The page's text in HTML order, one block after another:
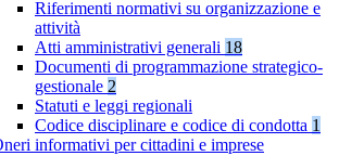
Riferimenti normativi su organizzazione e
attività
Atti amministrativi generali 18
Documenti di programmazione strategico-
gestionale 2
Statuti e leggi regionali
Codice disciplinare e codice di condotta 1
informativi per cittadini e imprese